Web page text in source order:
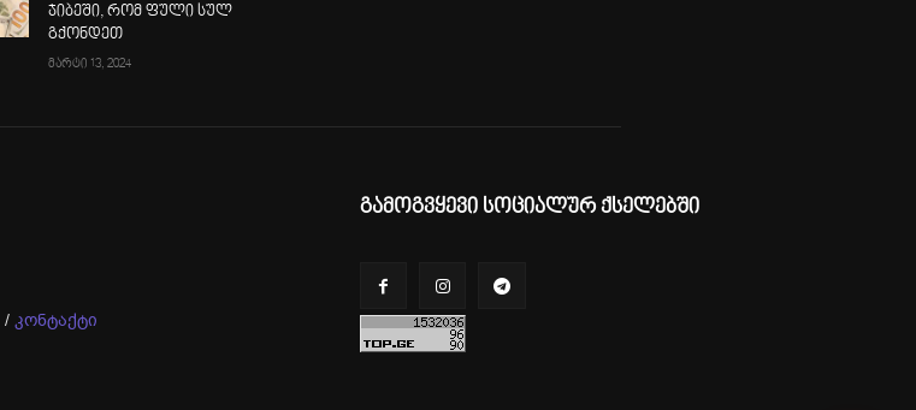
ჯიბეში, რომ ფული სულ
გქონდეთ
მარტი 13, 2024
/ კონტაქტი
გამოგვყევი სოციალურ ქსელებში